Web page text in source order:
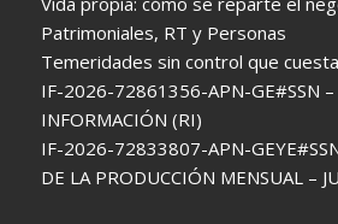
Patrimoniales, RT y Personas
Temeridades sin control que
IF-2026-72861356-APN-GE#SSN –
INFORMACIÓN (RI)
IF-2026-72833807-APN-
DE LA PRODUCCIÓN MENSUAL –